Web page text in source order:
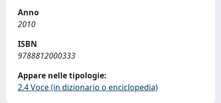
Anno
2010
ISBN
9788812000333
Appare nelle tipologie:
2.4 Voce (in dizionario o enciclopedia)